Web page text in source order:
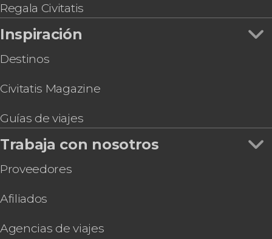
Regala Civitatis
Inspiración
Destinos
Civitatis Magazine
Guías de viajes
Trabaja con nosotros
Proveedores
Afiliados
Agencias de viajes